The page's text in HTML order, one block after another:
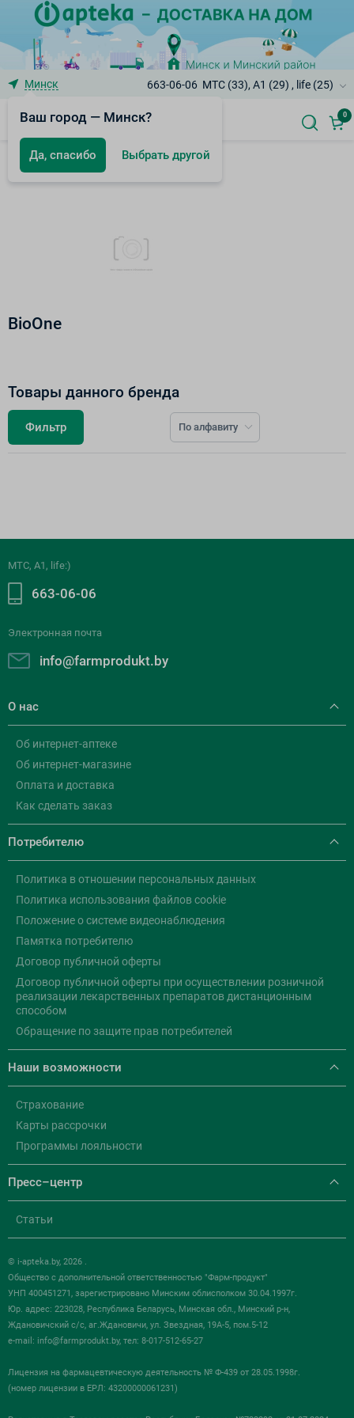
Минск
Ваш город — Минск?
Да, спасибо Выбрать другой
663-06-06 МТС (33), A1 (29) , life (25)
0
Бренды
BioOne
Товары данного бренда
Фильтр По алфавиту
МТС, A1, life:)
663-06-06
Электронная почта
info@farmprodukt.by
О нас
Об интернет-аптеке
Об интернет-магазине
Оплата и доставка
Как сделать заказ
Потребителю
Политика в отношении персональных данных
Политика использования файлов cookie
Положение о системе видеонаблюдения
Памятка потребителю
Договор публичной оферты
Договор публичной оферты при осуществлении розничной
реализации лекарственных препаратов дистанционным
способом
Обращение по защите прав потребителей
Наши возможности
Страхование
Карты рассрочки
Программы лояльности
Пресс–центр
Статьи
© i-apteka.by, 2026 .
Общество с дополнительной ответственностью "Фарм-продукт"
УНП 400451271, зарегистрировано Минским облисполком 30.04.1997г.
Юр. адрес: 223028, Республика Беларусь, Минская обл., Минский р-н,
Ждановичский с/с, аг.Ждановичи, ул. Звездная, 19А-5, пом.5-12
e-mail: info@farmprodukt.by, тел: 8-017-512-65-27
Лицензия на фармацевтическую деятельность № Ф-439 от 28.05.1998г.
(номер лицензии в ЕРЛ: 43200000061231)